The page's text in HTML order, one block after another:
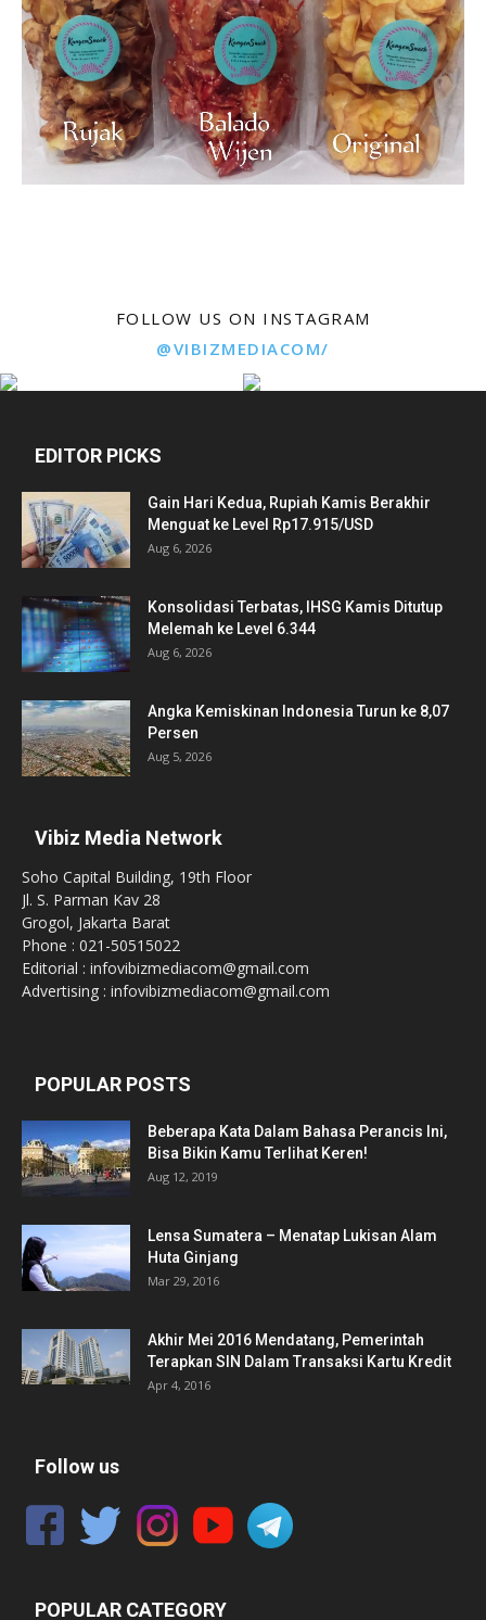
FOLLOW US ON INSTAGRAM
@VIBIZMEDIACOM/
EDITOR PICKS
Gain Hari Kedua, Rupiah Kamis Berakhir
Menguat ke Level Rp17.915/USD
Aug 6, 2026
Konsolidasi Terbatas, IHSG Kamis Ditutup
Melemah ke Level 6.344
Aug 6, 2026
Angka Kemiskinan Indonesia Turun ke 8,07
Persen
Aug 5, 2026
Vibiz Media Network
Soho Capital Building, 19th Floor
Jl. S. Parman Kav 28
Grogol, Jakarta Barat
Phone : 021-50515022
Editorial : infovibizmediacom@gmail.com
Advertising : infovibizmediacom@gmail.com
POPULAR POSTS
Beberapa Kata Dalam Bahasa Perancis Ini,
Bisa Bikin Kamu Terlihat Keren!
Aug 12, 2019
Lensa Sumatera – Menatap Lukisan Alam
Huta Ginjang
Mar 29, 2016
Akhir Mei 2016 Mendatang, Pemerintah
Terapkan SIN Dalam Transaksi Kartu Kredit
Apr 4, 2016
Follow us
POPULAR CATEGORY